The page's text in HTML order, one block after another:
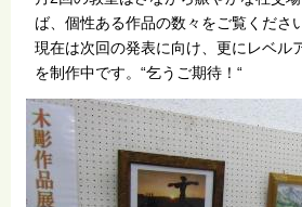
ば、個性ある作品の数々をご覧ください
現在は次回の発表に向け、更にレベル
を制作中です。“乞うご期待！“